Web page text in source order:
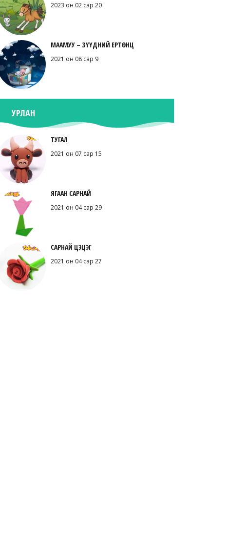
2023 он 02 сар 20
МААМУУ – ЗҮҮДНИЙ ЕРТӨНЦ
2021 он 08 сар 9
УРЛАН
ТУГАЛ
2021 он 07 сар 15
ЯГААН САРНАЙ
2021 он 04 сар 29
САРНАЙ ЦЭЦЭГ
2021 он 04 сар 27